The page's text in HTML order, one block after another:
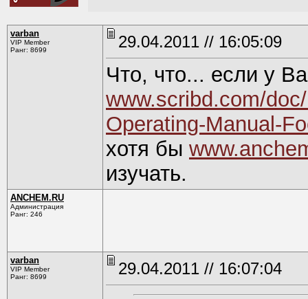
varban
VIP Member
Ранг: 8699
29.04.2011 // 16:05:09
Что, что... если у
www.scribd.com/
Operating-Manual-
хотя бы
изучать.
ANCHEM.RU
Администрация
Ранг: 246
varban
VIP Member
Ранг: 8699
29.04.2011 // 16:07:04